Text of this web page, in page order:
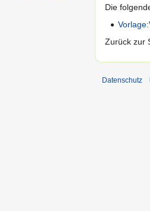
Die
Zurück zur
Datenschutz